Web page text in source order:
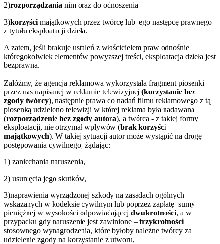
2)rozporządzania nim oraz do odnoszenia
3)korzyści majątkowych przez twórcę lub jego następcę prawnego
z tytułu eksploatacji dzieła.
A zatem, jeśli brakuje ustaleń z właścicielem praw odnośnie
któregokolwiek elementów powyższej treści, eksploatacja dzieła jest
bezprawna.
Załóżmy, że agencja reklamowa wykorzystała fragment piosenki
przez nas napisanej w reklamie telewizyjnej (korzystanie bez
zgody twórcy), następnie prawa do nadań filmu reklamowego z tą
piosenką udzielono telewizji w której reklama była nadawana
(rozporządzenie bez zgody autora), a twórca - z takiej formy
eksploatacji, nie otrzymał wpływów (brak korzyści
majątkowych). W takiej sytuacji autor może wystąpić na drogę
postępowania cywilnego, żądając:
1) zaniechania naruszenia,
2) usunięcia jego skutków,
3)naprawienia wyrządzonej szkody na zasadach ogólnych
wskazanych w kodeksie cywilnym lub poprzez zapłatę sumy
pieniężnej w wysokości odpowiadającej dwukrotności, a w
przypadku gdy naruszenie jest zawinione – trzykrotności
stosownego wynagrodzenia, które byłoby należne twórcy za
udzielenie zgody na korzystanie z utworu,